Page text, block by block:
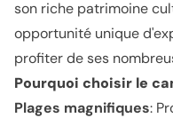
son riche patrimoine
opportunité unique
profiter de ses
Pourquoi choisir le
Plages magnifiques: